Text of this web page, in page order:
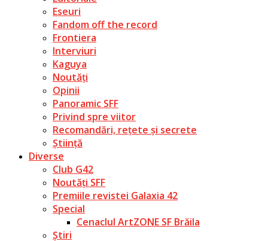
Eseuri
Fandom off the record
Frontiera
Interviuri
Kaguya
Noutăți
Opinii
Panoramic SFF
Privind spre viitor
Recomandări, rețete și secrete
Știință
Diverse
Club G42
Noutăți SFF
Premiile revistei Galaxia 42
Special
Cenaclul ArtZONE SF Brăila
Știri